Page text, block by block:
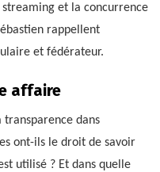
et la concurrence
rappellent
et fédérateur.
affaire
dans
ont-ils le droit de savoir
utilisé ? Et dans quelle